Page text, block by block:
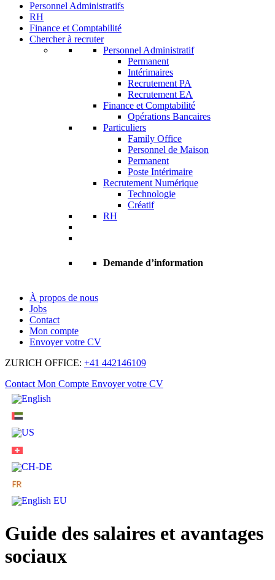
Personnel Administratifs
RH
Finance et Comptabilité
Chercher à recruter
Personnel Administratif
Permanent
Intérimaires
Recrutement PA
Recrutement EA
Finance et Comptabilité
Opérations Bancaires
Particuliers
Family Office
Personnel de Maison
Permanent
Poste Intérimaire
Recrutement Numérique
Technologie
Créatif
RH
Demande d’information
À propos de nous
Jobs
Contact
Mon compte
Envoyer votre CV
ZURICH OFFICE: +41 442146109
Contact Mon Compte Envoyer votre CV
Guide des salaires et avantages
sociaux